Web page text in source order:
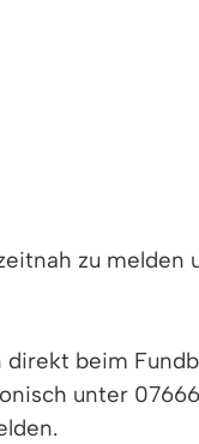
zu melden
beim
unter